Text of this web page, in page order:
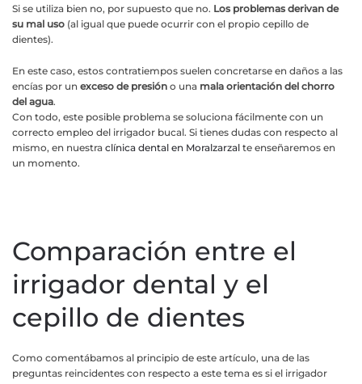
Si se utiliza bien no, por supuesto que no. Los problemas derivan de
su mal uso (al igual que puede ocurrir con el propio cepillo de
dientes).
En este caso, estos contratiempos suelen concretarse en daños a las
encías por un exceso de presión o una mala orientación del chorro
del agua.
Con todo, este posible problema se soluciona fácilmente con un
correcto empleo del irrigador bucal. Si tienes dudas con respecto al
mismo, en nuestra clínica dental en Moralzarzal te enseñaremos en
un momento.
Comparación entre el
irrigador dental y el
cepillo de dientes
Como comentábamos al principio de este artículo, una de las
preguntas reincidentes con respecto a este tema es si el irrigador